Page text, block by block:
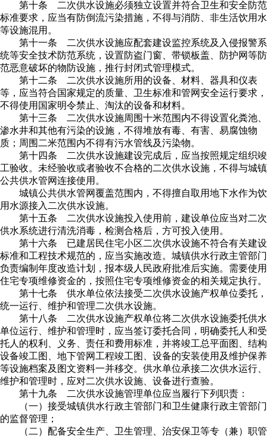
第十条 二次供水设施必须独立设置并符合卫生和安全防范
标准要求，应当有防倒流污染措施，不得与消防、非生活饮用水
等设施混用。
第十一条 二次供水设施应配套建设监控系统及入侵报警系
统等安全技术防范系统，设置防盗门窗、带锁板盖、防护网等防
范恶意破坏的物防设施，推行封闭式管理模式。
第十二条 二次供水设施所用的设备、材料、器具和仪表
等，应当符合国家规定的质量、卫生标准和管网安全运行要求，
不得使用国家明令禁止、淘汰的设备和材料。
第十三条 二次供水设施周围十米范围内不得设置化粪池、
渗水井和其他有污染的设施，不得堆放有毒、有害、易腐蚀物
质；周围二米范围内不得有污水管线及污染物。
第十四条 二次供水设施建设完成后，应当按照规定组织竣
工验收。未经验收或者验收不合格的二次供水设施，不得与城镇
公共供水管网连接使用。
城镇公共供水管网覆盖范围内，不得擅自取用地下水作为饮
用水源接入二次供水设施。
第十五条 二次供水设施投入使用前，建设单位应当对二次
供水系统进行清洗消毒，检测合格后，方可投入使用。
第十六条 已建居民住宅小区二次供水设施不符合有关建设
标准和工程技术规范的，应当实施改造。城镇供水行政主管部门
负责编制年度改造计划，报本级人民政府批准后实施。需要使用
住宅专项维修资金的，按照住宅专项维修资金的相关规定执行。
第十七条 供水单位依法接受二次供水设施产权单位委托，
统一运行、维护和管理二次供水设施。
第十八条 二次供水设施产权单位将二次供水设施委托供水
单位运行、维护和管理时，应当签订委托合同，明确委托人和受
托人的权利、义务、责任和费用标准，并将竣工总平面图、结构
设备竣工图、地下管网工程竣工图、设备的安装使用及维护保养
等设施档案及图文资料一并移交。供水单位承接二次供水运行、
维护和管理时，应对二次供水设施、设备进行查验。
第十九条 二次供水设施管理单位应当履行下列职责：
（一）接受城镇供水行政主管部门和卫生健康行政主管部门
的监督管理；
（二）配备安全生产、卫生管理、治安保卫等专（兼）职管